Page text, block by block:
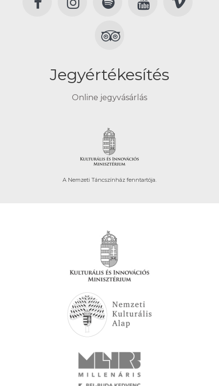
Jegyértékesítés
Online jegyvásárlás
A Nemzeti Táncszínház fenntartója.